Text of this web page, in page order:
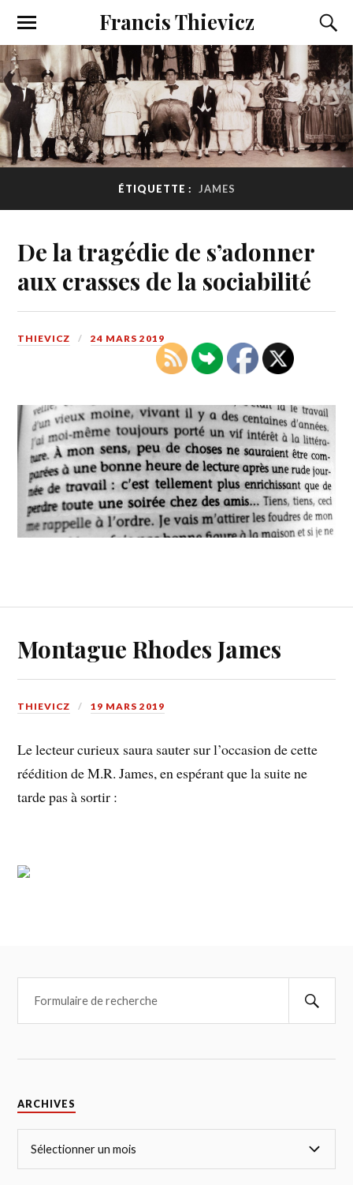
Francis Thievicz
ÉTIQUETTE : JAMES
De la tragédie de s’adonner
aux crasses de la sociabilité
THIEVICZ 24 MARS 2019
Montague Rhodes James
THIEVICZ 19 MARS 2019
Le lecteur curieux saura sauter sur l’occasion de cette
réédition de M.R. James, en espérant que la suite ne
tarde pas à sortir :
ARCHIVES